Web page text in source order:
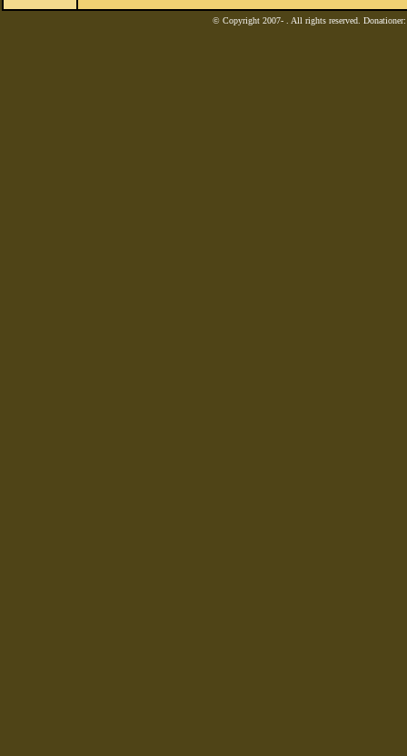
© Copyright 2007- . All rights reserved.